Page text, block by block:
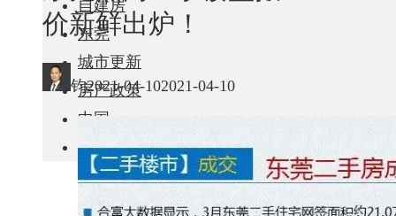
自建房
东莞
城市更新
房产政策
中国
其他
价新鲜出炉！
钧2021-04-102021-04-10